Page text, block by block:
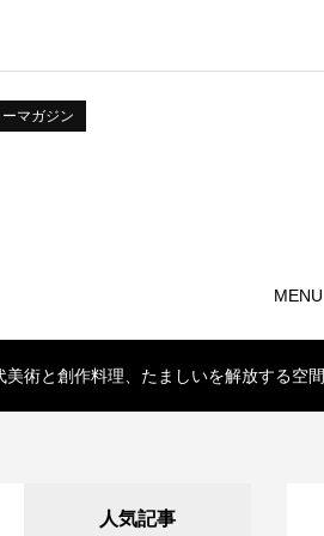
マガジン
MENU
美術と創作料理、たましいを解放する空間
人気記事